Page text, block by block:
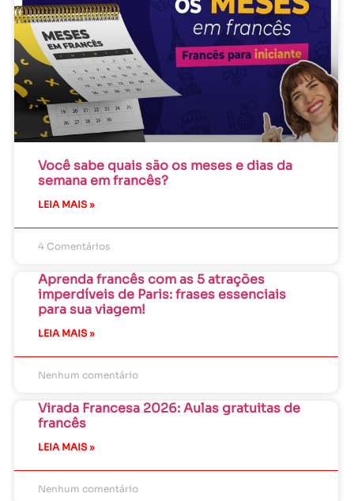
Você sabe quais são os meses e dias da
semana em francês?
LEIA MAIS »
4 Comentários
Aprenda francês com as 5 atrações
imperdíveis de Paris: frases essenciais
para sua viagem!
LEIA MAIS »
Nenhum comentário
Virada Francesa 2026: Aulas gratuitas de
francês
LEIA MAIS »
Nenhum comentário